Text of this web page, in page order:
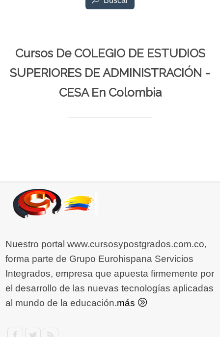
Cursos De COLEGIO DE ESTUDIOS
SUPERIORES DE ADMINISTRACIÓN -
CESA En Colombia
Nuestro portal www.cursosypostgrados.com.co,
forma parte de Grupo Eurohispana Servicios
Integrados, empresa que apuesta firmemente por
el desarrollo de las nuevas tecnologías aplicadas
al mundo de la educación.más